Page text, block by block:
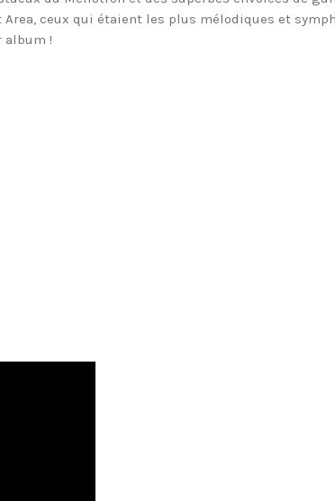
ceux qui étaient les plus mélodiques et
album !